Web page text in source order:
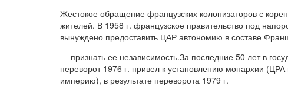
Жестокое обращение французских колонизаторов с
жителей. В 1958 г. французское правительство под
вынуждено предоставить ЦАР автономию в составе
— признать ее независимость.За последние 50 лет в
переворот 1976 г. привел к установлению монархии
империю), в результате переворота 1979 г.